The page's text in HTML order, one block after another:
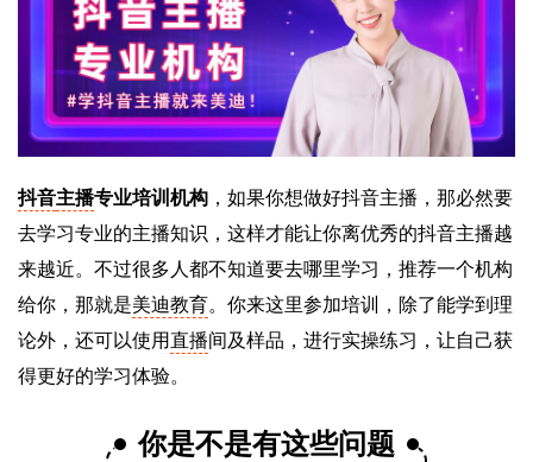
抖音主播专业培训机构 ，如果你想做好抖音主播，那必然要
去学习专业的主播知识，这样才能让你离优秀的抖音主播越
来越近。不过很多人都不知道要去哪里学习，推荐一个机构
给你，那就是美迪教育。你来这里参加培训，除了能学到理
论外，还可以使用直播间及样品，进行实操练习，让自己获
得更好的学习体验。
你是不是有这些问题